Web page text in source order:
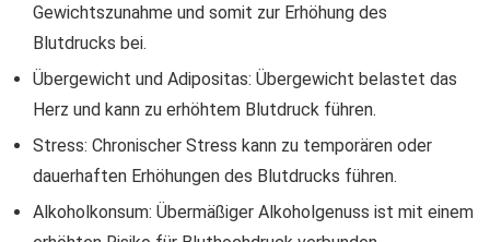
Gewichtszunahme und somit zur Erhöhung des
Blutdrucks bei.
Übergewicht und Adipositas: Übergewicht belastet das
Herz und kann zu erhöhtem Blutdruck führen.
Stress: Chronischer Stress kann zu temporären oder
dauerhaften Erhöhungen des Blutdrucks führen.
Alkoholkonsum: Übermäßiger Alkoholgenuss ist mit einem